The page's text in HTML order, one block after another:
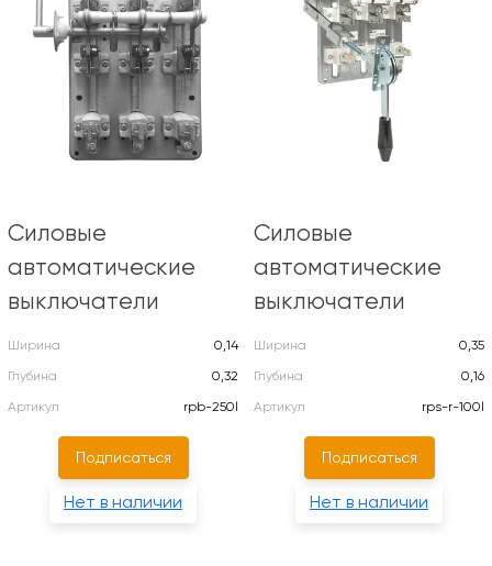
Силовые
автоматические
выключатели
Ширина
0,14
Глубина
0,32
Артикул
rpb-250l
Подписаться
Нет в наличии
Силовые
автоматические
выключатели
Ширина
0,35
Глубина
0,16
Артикул
rps-r-100l
Подписаться
Нет в наличии